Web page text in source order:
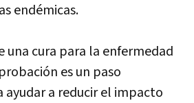
endémicas.
una cura para la enfermedad
es un paso
a reducir el impacto